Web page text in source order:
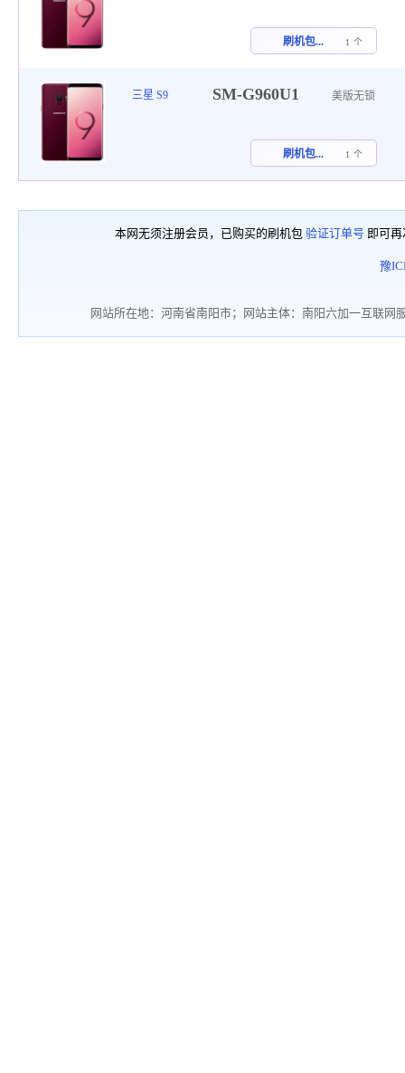
刷机包... 1 个
三星 S9 SM-G960U1 美版无锁
刷机包... 1 个
本网无须注册会员，已购买的刷机包 验证订单号 即可
豫
网站所在地：河南省南阳市；网站主体：南阳六加一互联